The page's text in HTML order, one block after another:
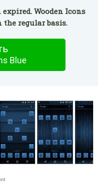
Wooden Icons
the regular basis.
Blue